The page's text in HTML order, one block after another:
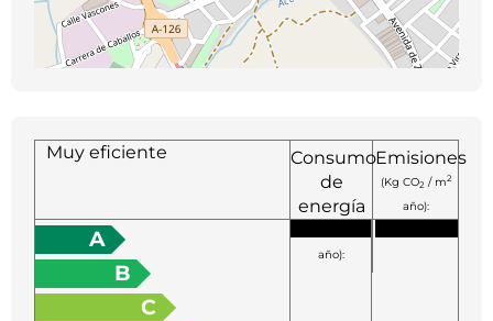
Muy eficiente
Consumo
de
energía
año):
Emisiones
(Kg CO2 / m2
año):
A
B
C